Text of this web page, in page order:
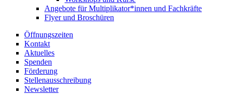
Angebote für Multiplikator*innen und Fachkräfte
Flyer und Broschüren
Öffnungszeiten
Kontakt
Aktuelles
Spenden
Förderung
Stellenausschreibung
Newsletter